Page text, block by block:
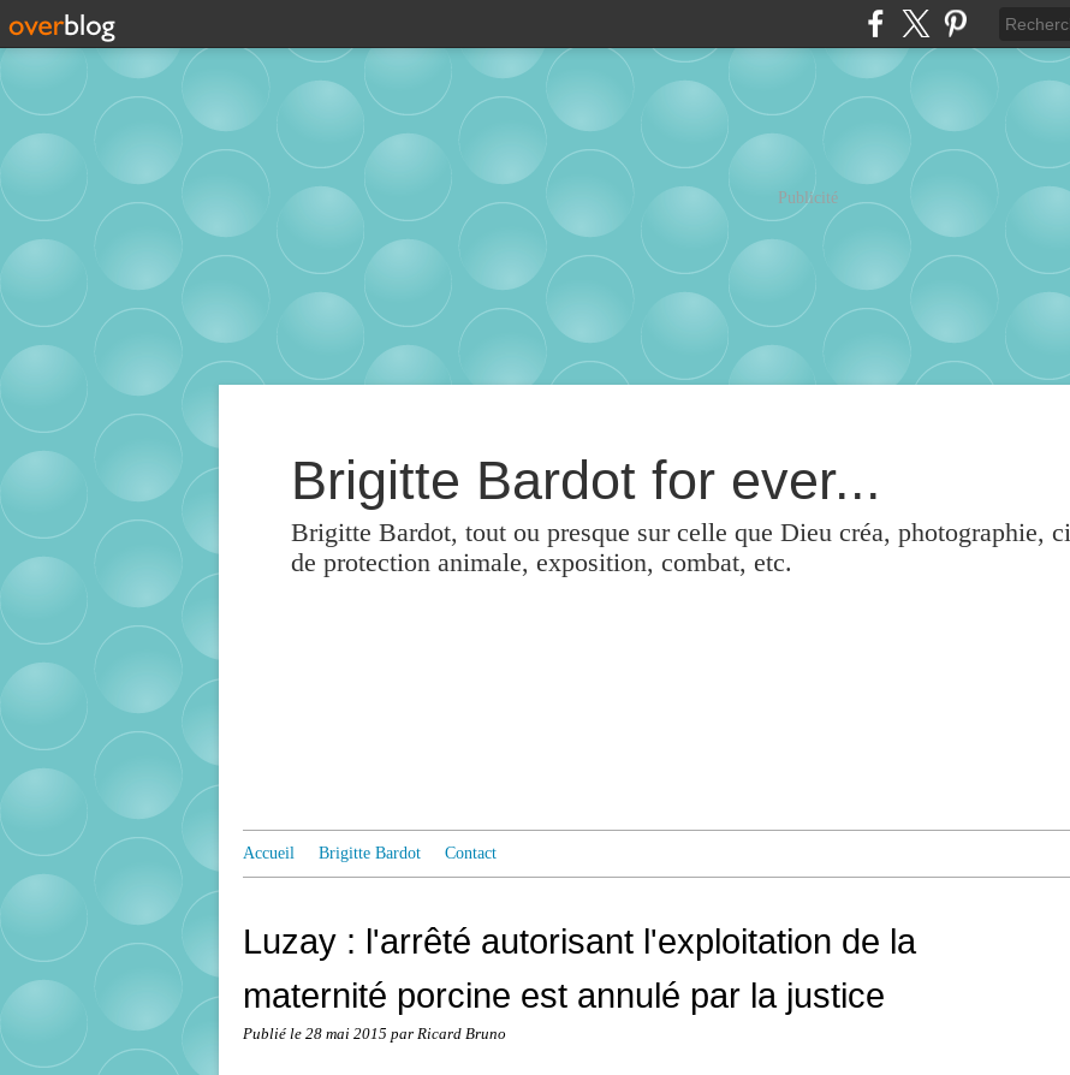
Publicité
Brigitte Bardot for ever...
Brigitte Bardot, tout ou presque sur celle que Dieu créa, photographie,
de protection animale, exposition, combat, etc.
Accueil Brigitte Bardot Contact
Luzay : l'arrêté autorisant l'exploitation de la
maternité porcine est annulé par la justice
Publié le 28 mai 2015 par Ricard Bruno